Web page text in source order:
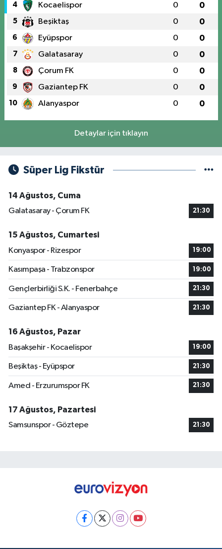
4 Kocaelispor 0 0
5 Beşiktaş 0 0
6 Eyüpspor 0 0
7 Galatasaray 0 0
8 Çorum FK 0 0
9 Gaziantep FK 0 0
10 Alanyaspor 0 0
Detaylar için tıklayın
Süper Lig Fikstür
14 Ağustos, Cuma
Galatasaray - Çorum FK
21:30
15 Ağustos, Cumartesi
Konyaspor - Rizespor
19:00
Kasımpaşa - Trabzonspor 19:00
Gençlerbirliği S.K. - Fenerbahçe 21:30
Gaziantep FK - Alanyaspor 21:30
16 Ağustos, Pazar
Başakşehir - Kocaelispor
19:00
Beşiktaş - Eyüpspor 21:30
Amed - Erzurumspor FK 21:30
17 Ağustos, Pazartesi
Samsunspor - Göztepe
21:30